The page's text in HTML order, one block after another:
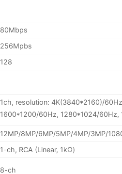
80Mbps
256Mpbs
128
1ch, resolution: 4K(3840*2160)/
1600*1200/60Hz, 1280*1024/
12MP/8MP/6MP/5MP/4MP/3MP/
1-ch, RCA (Linear, 1kΩ)
8-ch